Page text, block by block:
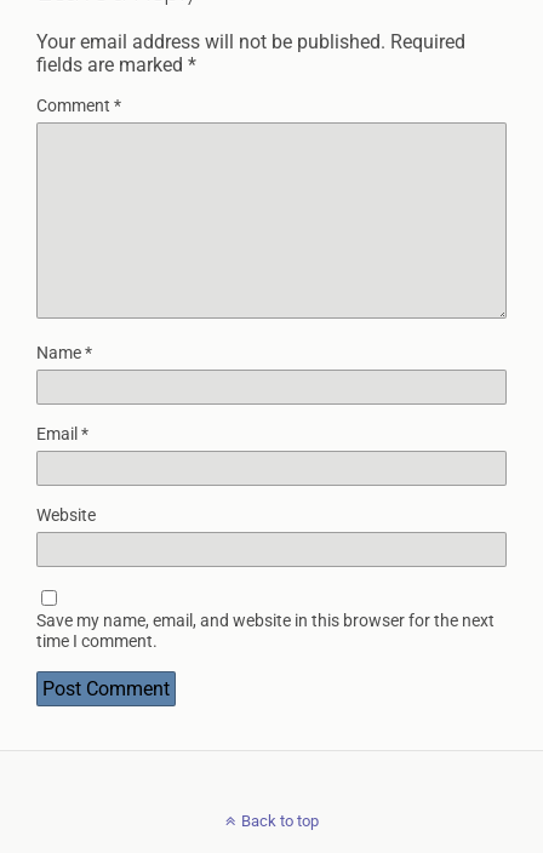
Your email address will not be published. Required
fields are marked *
Comment *
Name*
Email *
Website
Save my name, email, and website in this browser for the next
time I comment.
Back to top